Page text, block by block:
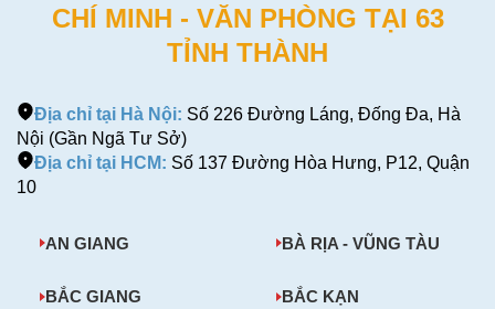
CHÍ MINH - VĂN PHÒNG TẠI 63
TỈNH THÀNH
Địa chỉ tại Hà Nội: Số 226 Đường Láng, Đống Đa, Hà
Nội (Gần Ngã Tư Sở)
Địa chỉ tại HCM: Số 137 Đường Hòa Hưng, P12, Quận
10
AN GIANG BÀ RỊA - VŨNG TÀU
BẮC GIANG BẮC KẠN